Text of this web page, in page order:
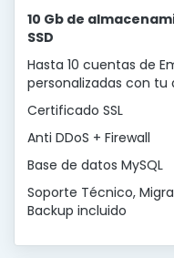
10 Gb de
SSD
Hasta 10 cuentas de
personalizadas con tu
Certificado SSL
Anti DDoS + Firewall
Base de datos MySQL
Soporte Técnico,
Backup incluido